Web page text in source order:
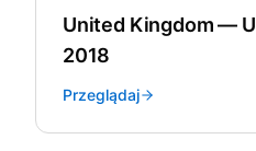
United Kingdom —
2018
Przeglądaj